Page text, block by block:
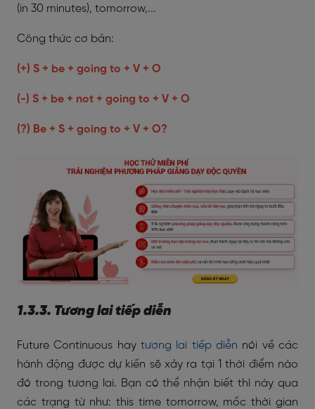
(in 30 minutes), tomorrow,...
Công thức cơ bản:
(+) S + be + going to + V + O
(-) S + be + not + going to + V + O
(?) Be + S + going to + V + O?
1.3.3. Tương lai tiếp diễn
Future Continuous haytương lai tiếp diễn nói về các
hành động được dự kiến sẽ xảy ra tại 1 thời điểm nào
đó trong tương lai. Bạn có thể nhận biết thì này qua
các trạng từ như: this time tomorrow, mốc thời gian